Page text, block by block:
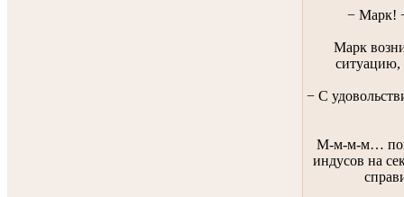
− Марк!
Марк
ситуацию,
− С
М-м-м-м…
индусов на